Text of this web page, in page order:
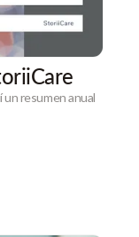
un resumen anual